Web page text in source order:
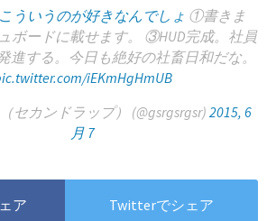
ういうのが好きなんでしょ ①書きま
ボードに載せます。 ③HUD完成。社員
進する。今日も絶好の社畜日和だな。
iEKmHgHmUB
セカンドラップ） (@gsrgsrgsr) 2015, 6
月 7
ア Twitterでシェア